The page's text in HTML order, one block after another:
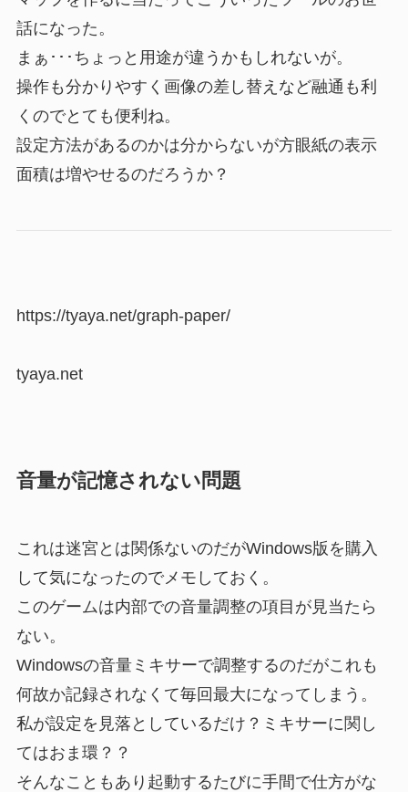
話になった。
まぁ･･･ちょっと用途が違うかもしれないが。
操作も分かりやすく画像の差し替えなど融通も利
くのでとても便利ね。
設定方法があるのかは分からないが方眼紙の表示
面積は増やせるのだろうか？
https://tyaya.net/graph-paper/
tyaya.net
音量が記憶されない問題
これは迷宮とは関係ないのだがWindows版を購入
して気になったのでメモしておく。
このゲームは内部での音量調整の項目が見当たら
ない。
Windowsの音量ミキサーで調整するのだがこれも
何故か記録されなくて毎回最大になってしまう。
私が設定を見落としているだけ？ミキサーに関し
てはおま環？？
そんなこともあり起動するたびに手間で仕方がな